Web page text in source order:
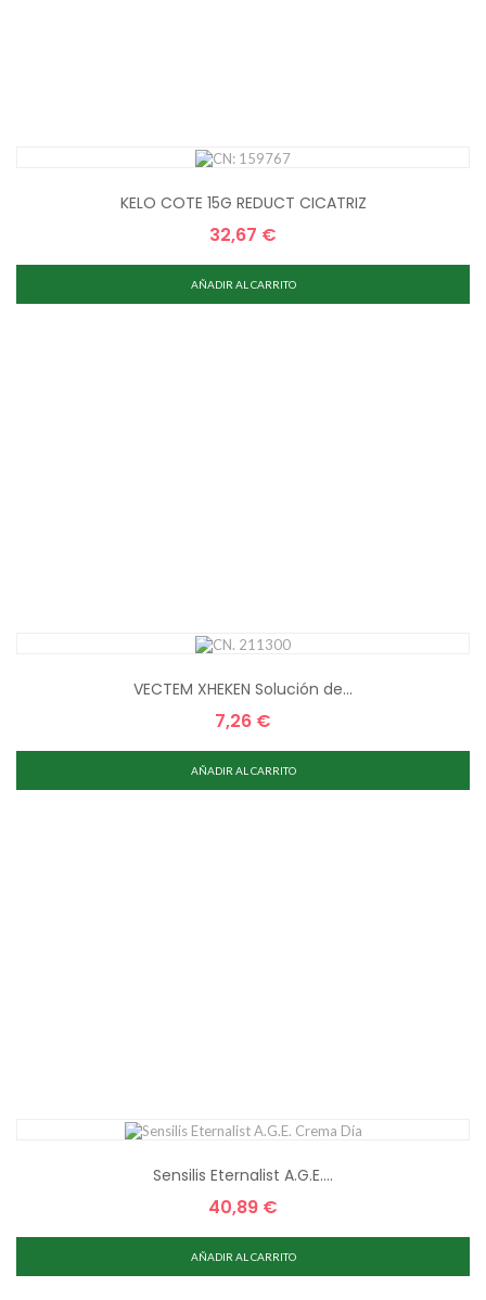
KELO COTE 15G REDUCT CICATRIZ
Precio
32,67 €
AÑADIR AL CARRITO
VECTEM XHEKEN Solución de...
Precio
7,26 €
AÑADIR AL CARRITO
Sensilis Eternalist A.G.E....
Precio
40,89 €
AÑADIR AL CARRITO